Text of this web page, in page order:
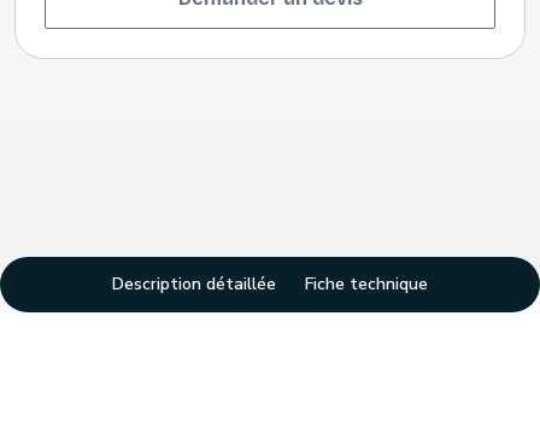
Description détaillée Fiche technique